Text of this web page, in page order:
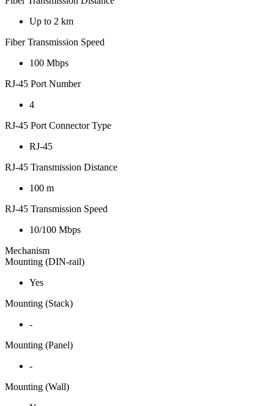
Up to 2 km
Fiber Transmission Speed
100 Mbps
RJ-45 Port Number
4
RJ-45 Port Connector Type
RJ-45
RJ-45 Transmission Distance
100 m
RJ-45 Transmission Speed
10/100 Mbps
Mechanism
Mounting (DIN-rail)
Yes
Mounting (Stack)
-
Mounting (Panel)
-
Mounting (Wall)